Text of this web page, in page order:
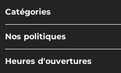
Catégories
Nos politiques
Heures d'ouvertures